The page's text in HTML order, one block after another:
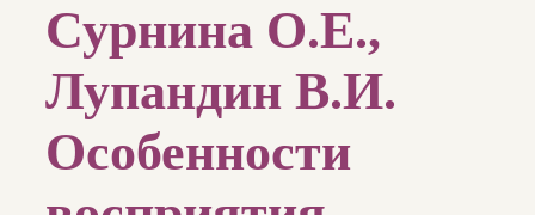
Сурнина О.Е.,
Лупандин В.И.
Особенности